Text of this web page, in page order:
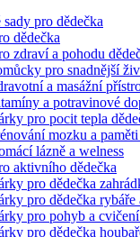
pro dědečka
dědečka
zdraví a pohodu
pro snadnější
a masážní
a potravinové
pro pocit tepla
mozku a
lázně a welness
aktivního dědečka
pro dědečka
pro dědečka rybáře
pro pohyb a
pro dědečka